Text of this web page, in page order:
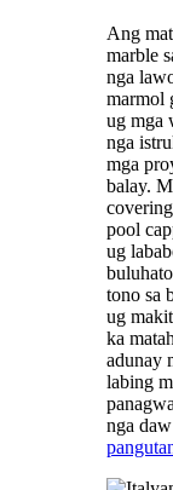
Ang
marble
nga
marmol
ug mga
nga
mga
balay.
pool
ug
tono sa
ug
ka
adunay
labing
nga